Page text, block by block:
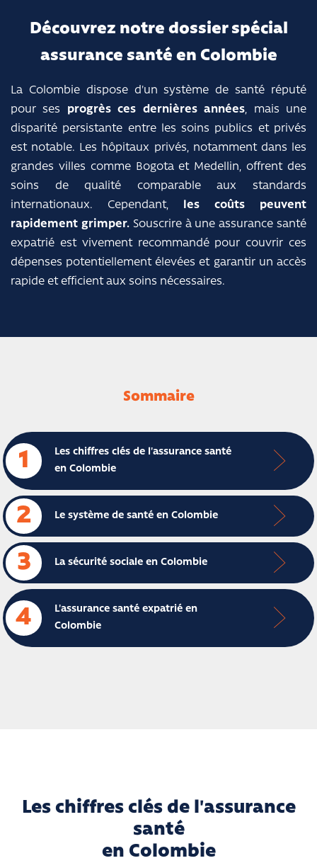
Découvrez notre dossier spécial
assurance santé en Colombie
La Colombie dispose d'un système de santé réputé
pour ses progrès ces dernières années, mais une
disparité persistante entre les soins publics et privés
est notable. Les hôpitaux privés, notamment dans les
grandes villes comme Bogota et Medellin, offrent des
soins de qualité comparable aux standards
internationaux. Cependant,
les coûts peuvent
rapidement grimper.Souscrire à une assurance santé
expatrié est vivement recommandé pour couvrir ces
dépenses potentiellement élevées et garantir un accès
rapide et efficient aux soins nécessaires.
Sommaire
1
Les chiffres clés de l'assurance santé
en Colombie
2 Le système de santé en Colombie
3 La sécurité sociale en Colombie
4
L'assurance santé expatrié en
Colombie
Les chiffres clés de l'assurance
santé
en Colombie